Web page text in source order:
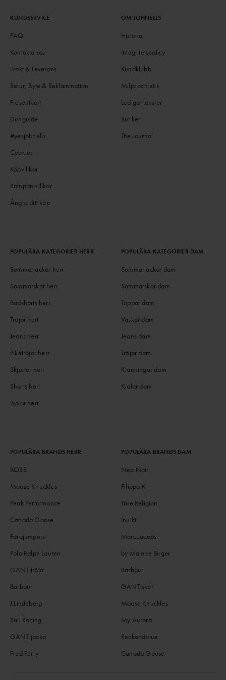
KUNDSERVICE
FAQ
Kontakta oss
Frakt & Leverans
Retur, Byte & Reklammation
Presentkort
Dunguide
#yesjohnells
Cookies
Köpvillkor
Kampanjvillkor
Ångra ditt köp
OM JOHNELLS
Historia
Integritetspolicy
Kundklubb
Miljö och etik
Lediga tjänster
Butiker
The Journal
POPULÄRA KATEGORIER HERR
Sommarjackor herr
Sommarskor herr
Badshorts herr
Tröjor herr
Jeans herr
Pikétröjor herr
Skjortor herr
Shorts herr
Byxor herr
POPULÄRA KATEGORIER DAM
Sommarjackor dam
Sommarskor dam
Toppar dam
Väskor dam
Jeans dam
Tröjor dam
Klänningar dam
Kjolar dam
POPULÄRA BRANDS HERR
BOSS
Moose Knuckles
Peak Performance
Canada Goose
Parajumpers
Polo Ralph Lauren
GANT tröja
Barbour
J.Lindeberg
Sail Racing
GANT jacka
Fred Perry
POPULÄRA BRANDS DAM
Neo Noir
Filippa K
True Religion
Inuikii
Marc Jacobs
by Malene Birger
Barbour
GANT skor
Moose Knuckles
My Aurora
Rockandblue
Canada Goose